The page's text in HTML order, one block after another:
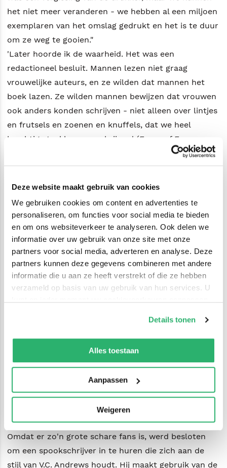
Deze website maakt gebruik van cookies
We gebruiken cookies om content en advertenties te
personaliseren, om functies voor social media te bieden
en om ons websiteverkeer te analyseren. Ook delen we
informatie over uw gebruik van onze site met onze
partners voor social media, adverteren en analyse. Deze
partners kunnen deze gegevens combineren met andere
informatie die u aan ze heeft verstrekt of die ze hebben
verzameld op basis van uw gebruik van hun services. U
kunnen ontvangen en verwerken.
Details tonen
Alles toestaan
Aanpassen
Weigeren
het niet meer veranderen - we hebben al een miljoen
exemplaren van het omslag gedrukt en het is te duur
om ze weg te gooien."
'Later hoorde ik de waarheid. Het was een
redactioneel besluit. Mannen lezen niet graag
vrouwelijke auteurs, en ze wilden dat mannen het
boek lazen. Ze wilden mannen bewijzen dat vrouwen
ook anders konden schrijven - niet alleen over lintjes
en frutsels en zoenen en knuffels, dat we heel
krachtige taal kunnen schrijven.' (Faces of Fear, p.
Beach, Virginia (een locatie die V.C.'s lezers bekend zal
voorkomen), en ze had het erover dat ze misschien
een film zou regisseren die op een van haar boeken
gebaseerd was. Ze sprak ook overThe Gods of the
Green Mountain , een middeleeuwse roman, een
fantasievolle trilogie, en een boek over ESP, dat in de
toekomst zou worden gepubliceerd.
schrijven, en legde uit: 'Mijn leven is nog niet voorbij.
Ik zou geen goed einde weten.' Ze stierf in december
1986. Ze was 62 jaar oud.
Bron: Het Grote Virginia Andrews Quizboek, 1994
(niet meer leverbaar)
Auteur: Stephen J. Spignesi.
Omdat er zo'n grote schare fans is, werd besloten
om een spookschrijver in te huren die zich aan de
stijl van V.C. Andrews houdt. Hij maakt gebruik van de